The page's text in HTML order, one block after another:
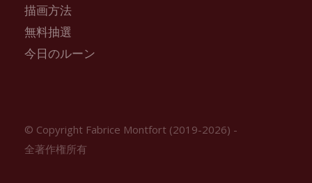
描画方法
無料抽選
今日のルーン
© Copyright Fabrice Montfort (2019-2026) -
全著作権所有